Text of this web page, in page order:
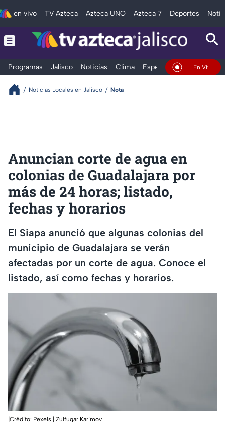
en vivo TV Azteca Azteca UNO Azteca 7 Deportes
Programas Jalisco Noticias Clima Espectáculos Deportes
En Vivo
Noticias Locales en Jalisco Nota
Anuncian corte de agua en
colonias de Guadalajara por
más de 24 horas; listado,
fechas y horarios
El Siapa anunció que algunas colonias del
municipio de Guadalajara se verán
afectadas por un corte de agua. Conoce el
listado, así como fechas y horarios.
|Crédito: Pexels | Zulfugar Karimov